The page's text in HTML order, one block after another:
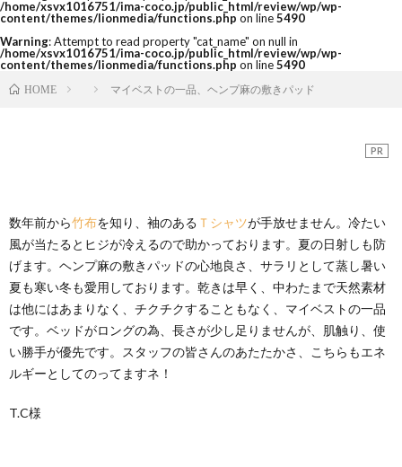
/home/xsvx1016751/ima-coco.jp/public_html/review/wp/wp-
content/themes/lionmedia/functions.php on line5490
Warning: Attempt to read property "cat_name" on null in
/home/xsvx1016751/ima-coco.jp/public_html/review/wp/wp-
content/themes/lionmedia/functions.php on line5490
HOME マイベストの一品、ヘンプ麻の敷きパッド
PR
数年前から竹布を知り、袖のある Ｔシャツが手放せません。冷たい
風が当たるとヒジが冷えるので助かっております。夏の日射しも防
げます。ヘンプ麻の敷きパッドの心地良さ、サラリとして蒸し暑い
夏も寒い冬も愛用しております。乾きは早く、中わたまで天然素材
は他にはあまりなく、チクチクすることもなく、マイベストの一品
です。ベッドがロングの為、長さが少し足りませんが、肌触り、使
い勝手が優先です。スタッフの皆さんのあたたかさ、こちらもエネ
ルギーとしてのってますネ！
T.C様